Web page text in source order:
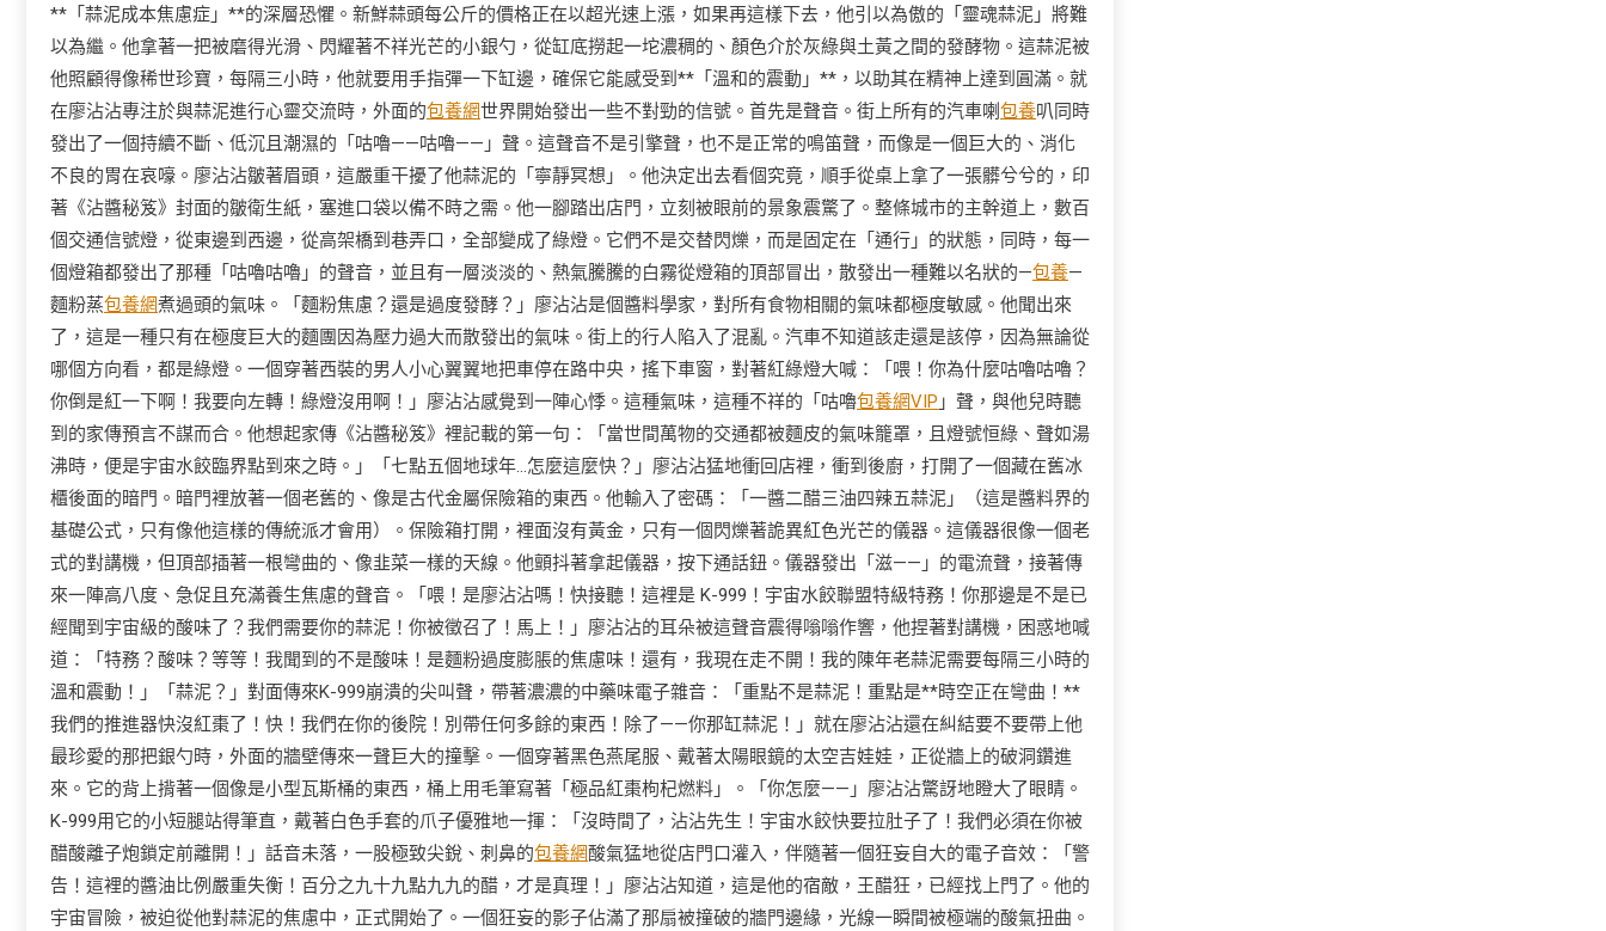
**「蒜泥成本焦慮症」**的深層恐懼。新鮮蒜頭每公斤的價格正在以超光速上漲，如果再這樣下去，他引以為傲的「靈魂蒜泥」將難
以為繼。他拿著一把被磨得光滑、閃耀著不祥光芒的小銀勺，從缸底撈起一坨濃稠的、顏色介於灰綠與土黃之間的發酵物。這蒜泥被
他照顧得像稀世珍寶，每隔三小時，他就要用手指彈一下缸邊，確保它能感受到**「溫和的震動」**，以助其在精神上達到圓滿。就
在廖沾沾專注於與蒜泥進行心靈交流時，外面的包養網世界開始發出一些不對勁的信號。首先是聲音。街上所有的汽車喇包養叭同時
發出了一個持續不斷、低沉且潮濕的「咕嚕——咕嚕——」聲。這聲音不是引擎聲，也不是正常的鳴笛聲，而像是一個巨大的、消化
不良的胃在哀嚎。廖沾沾皺著眉頭，這嚴重干擾了他蒜泥的「寧靜冥想」。他決定出去看個究竟，順手從桌上拿了一張髒兮兮的，印
著《沾醬秘笈》封面的皺衛生紙，塞進口袋以備不時之需。他一腳踏出店門，立刻被眼前的景象震驚了。整條城市的主幹道上，數百
個交通信號燈，從東邊到西邊，從高架橋到巷弄口，全部變成了綠燈。它們不是交替閃爍，而是固定在「通行」的狀態，同時，每一
個燈箱都發出了那種「咕嚕咕嚕」的聲音，並且有一層淡淡的、熱氣騰騰的白霧從燈箱的頂部冒出，散發出一種難以名狀的—包養—
麵粉蒸包養網煮過頭的氣味。「麵粉焦慮？還是過度發酵？」廖沾沾是個醬料學家，對所有食物相關的氣味都極度敏感。他聞出來
了，這是一種只有在極度巨大的麵團因為壓力過大而散發出的氣味。街上的行人陷入了混亂。汽車不知道該走還是該停，因為無論從
哪個方向看，都是綠燈。一個穿著西裝的男人小心翼翼地把車停在路中央，搖下車窗，對著紅綠燈大喊：「喂！你為什麼咕嚕咕嚕？
你倒是紅一下啊！我要向左轉！綠燈沒用啊！」廖沾沾感覺到一陣心悸。這種氣味，這種不祥的「咕嚕包養網VIP 」聲，與他兒時聽
到的家傳預言不謀而合。他想起家傳《沾醬秘笈》裡記載的第一句：「當世間萬物的交通都被麵皮的氣味籠罩，且燈號恒綠、聲如湯
沸時，便是宇宙水餃臨界點到來之時。」「七點五個地球年…怎麼這麼快？」廖沾沾猛地衝回店裡，衝到後廚，打開了一個藏在舊冰
櫃後面的暗門。暗門裡放著一個老舊的、像是古代金屬保險箱的東西。他輸入了密碼：「一醬二醋三油四辣五蒜泥」（這是醬料界的
基礎公式，只有像他這樣的傳統派才會用）。保險箱打開，裡面沒有黃金，只有一個閃爍著詭異紅色光芒的儀器。這儀器很像一個老
式的對講機，但頂部插著一根彎曲的、像韭菜一樣的天線。他顫抖著拿起儀器，按下通話鈕。儀器發出「滋——」的電流聲，接著傳
來一陣高八度、急促且充滿養生焦慮的聲音。「喂！是廖沾沾嗎！快接聽！這裡是 K-999！宇宙水餃聯盟特級特務！你那邊是不是已
經聞到宇宙級的酸味了？我們需要你的蒜泥！你被徵召了！馬上！」廖沾沾的耳朵被這聲音震得嗡嗡作響，他捏著對講機，困惑地喊
道：「特務？酸味？等等！我聞到的不是酸味！是麵粉過度膨脹的焦慮味！還有，我現在走不開！我的陳年老蒜泥需要每隔三小時的
溫和震動！」「蒜泥？」對面傳來K-999崩潰的尖叫聲，帶著濃濃的中藥味電子雜音：「重點不是蒜泥！重點是**時空正在彎曲！**
我們的推進器快沒紅棗了！快！我們在你的後院！別帶任何多餘的東西！除了——你那缸蒜泥！」就在廖沾沾還在糾結要不要帶上他
最珍愛的那把銀勺時，外面的牆壁傳來一聲巨大的撞擊。一個穿著黑色燕尾服、戴著太陽眼鏡的太空吉娃娃，正從牆上的破洞鑽進
來。它的背上揹著一個像是小型瓦斯桶的東西，桶上用毛筆寫著「極品紅棗枸杞燃料」。「你怎麼——」廖沾沾驚訝地瞪大了眼睛。
K-999用它的小短腿站得筆直，戴著白色手套的爪子優雅地一揮：「沒時間了，沾沾先生！宇宙水餃快要拉肚子了！我們必須在你被
醋酸離子炮鎖定前離開！」話音未落，一股極致尖銳、刺鼻的包養網酸氣猛地從店門口灌入，伴隨著一個狂妄自大的電子音效：「警
告！這裡的醬油比例嚴重失衡！百分之九十九點九九的醋，才是真理！」廖沾沾知道，這是他的宿敵，王醋狂，已經找上門了。他的
宇宙冒險，被迫從他對蒜泥的焦慮中，正式開始了。一個狂妄的影子佔滿了那扇被撞破的牆門邊緣，光線一瞬間被極端的酸氣扭曲。